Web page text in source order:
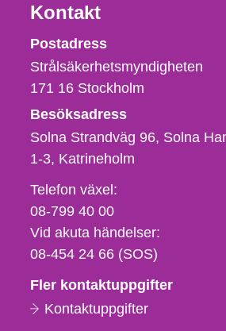
Kontakt
Strålsäkerhetsmyndigheten
Postadress
Strålsäkerhetsmyndigheten
171 16 Stockholm
Besöksadress
Solna Strandväg 96, Solna
1-3 Katrineholm
Telefon,
fax
och
e-
Telefon växel:
08-799 40 00
Vid akuta händelser:
08-454 24 66 (SOS)
Fler kontaktuppgifter
Kontaktuppgifter